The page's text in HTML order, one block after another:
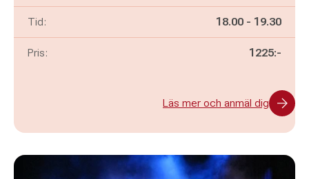
Tid: Pågår mellan
18.00 - och
19.30
Pris: 1225:-
Läs mer och anmäl dig